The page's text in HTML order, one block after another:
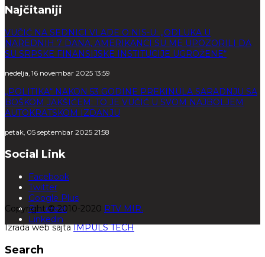
Najčitaniji
VUČIĆ NA SEDNICI VLADE O NIS-U: „ODLUKA U
NAREDNIH 7 DANA, AMERIKANCI SU ME UPOZORILI DA
SU SRPSKE FINANSIJSKE INSTITUCIJE UGROŽENE“
nedelja, 16 novembar 2025 13:59
„POLITIKA“ NAKON 53 GODINE PREKINULA SARADNJU SA
BOŠKOM JAKŠIĆEM: TO JE VUČIĆ U SVOM NAJBOLJEM
AUTOKRATSKOM IZDANJU
petak, 05 septembar 2025 21:58
Social Link
Facebook
Twitter
Google Plus
Pinterest
Linkedin
Copyright © 2010-2020 RTV MIR.
Izrada web sajtaIMPULS TECH
Search